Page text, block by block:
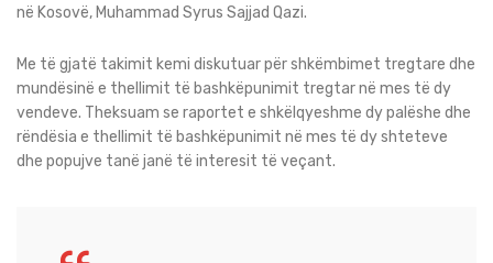
në Kosovë, Muhammad Syrus Sajjad Qazi.
Me të gjatë takimit kemi diskutuar për shkëmbimet tregtare dhe
mundësinë e thellimit të bashkëpunimit tregtar në mes të dy
vendeve. Theksuam se raportet e shkëlqyeshme dy palëshe dhe
rëndësia e thellimit të bashkëpunimit në mes të dy shteteve
dhe popujve tanë janë të interesit të veçant.